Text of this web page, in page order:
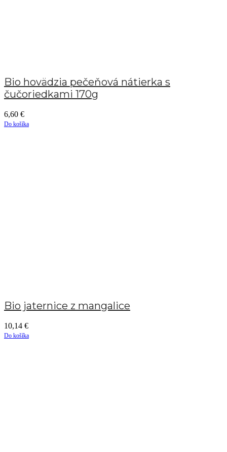
Bio hovädzia pečeňová nátierka s
čučoriedkami 170g
6,60 €
Do košíka
Bio jaternice z mangalice
10,14 €
Do košíka